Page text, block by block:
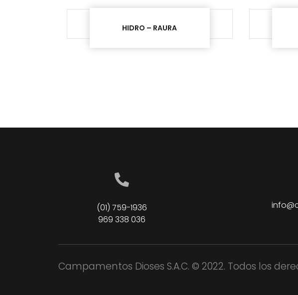
HIDRO – RAURA
(01) 759-1936
969 338 036
Campamentos Dioses S.A.C. © 2022. Todos los